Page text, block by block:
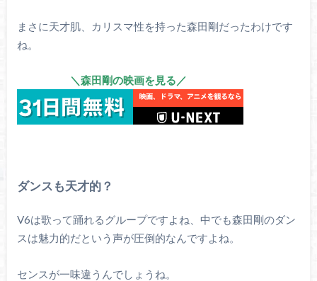
まさに天才肌、カリスマ性を持った森田剛だったわけです
ね。
＼森田剛の映画を見る／
ダンスも天才的？
V6は歌って踊れるグループですよね、中でも森田剛のダン
スは魅力的だという声が圧倒的なんですよね。
センスが一味違うんでしょうね。